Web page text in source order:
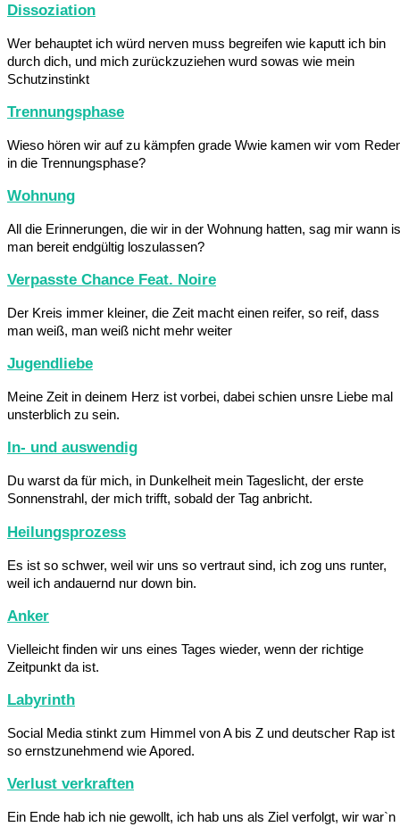
Dissoziation
Wer behauptet ich würd nerven muss begreifen wie kaputt ich bin
durch dich, und mich zurückzuziehen wurd sowas wie mein
Schutzinstinkt
Trennungsphase
Wieso hören wir auf zu kämpfen grade Wwie kamen wir vom
in die Trennungsphase?
Wohnung
All die Erinnerungen, die wir in der Wohnung hatten, sag mir wann
man bereit endgültig loszulassen?
Verpasste Chance Feat. Noire
Der Kreis immer kleiner, die Zeit macht einen reifer, so reif, dass
man weiß, man weiß nicht mehr weiter
Jugendliebe
Meine Zeit in deinem Herz ist vorbei, dabei schien unsre Liebe mal
unsterblich zu sein.
In- und auswendig
Du warst da für mich, in Dunkelheit mein Tageslicht, der erste
Sonnenstrahl, der mich trifft, sobald der Tag anbricht.
Heilungsprozess
Es ist so schwer, weil wir uns so vertraut sind, ich zog uns runter,
weil ich andauernd nur down bin.
Anker
Vielleicht finden wir uns eines Tages wieder, wenn der richtige
Zeitpunkt da ist.
Labyrinth
Social Media stinkt zum Himmel von A bis Z und deutscher Rap ist
so ernstzunehmend wie Apored.
Verlust verkraften
Ein Ende hab ich nie gewollt, ich hab uns als Ziel verfolgt, wir war`n